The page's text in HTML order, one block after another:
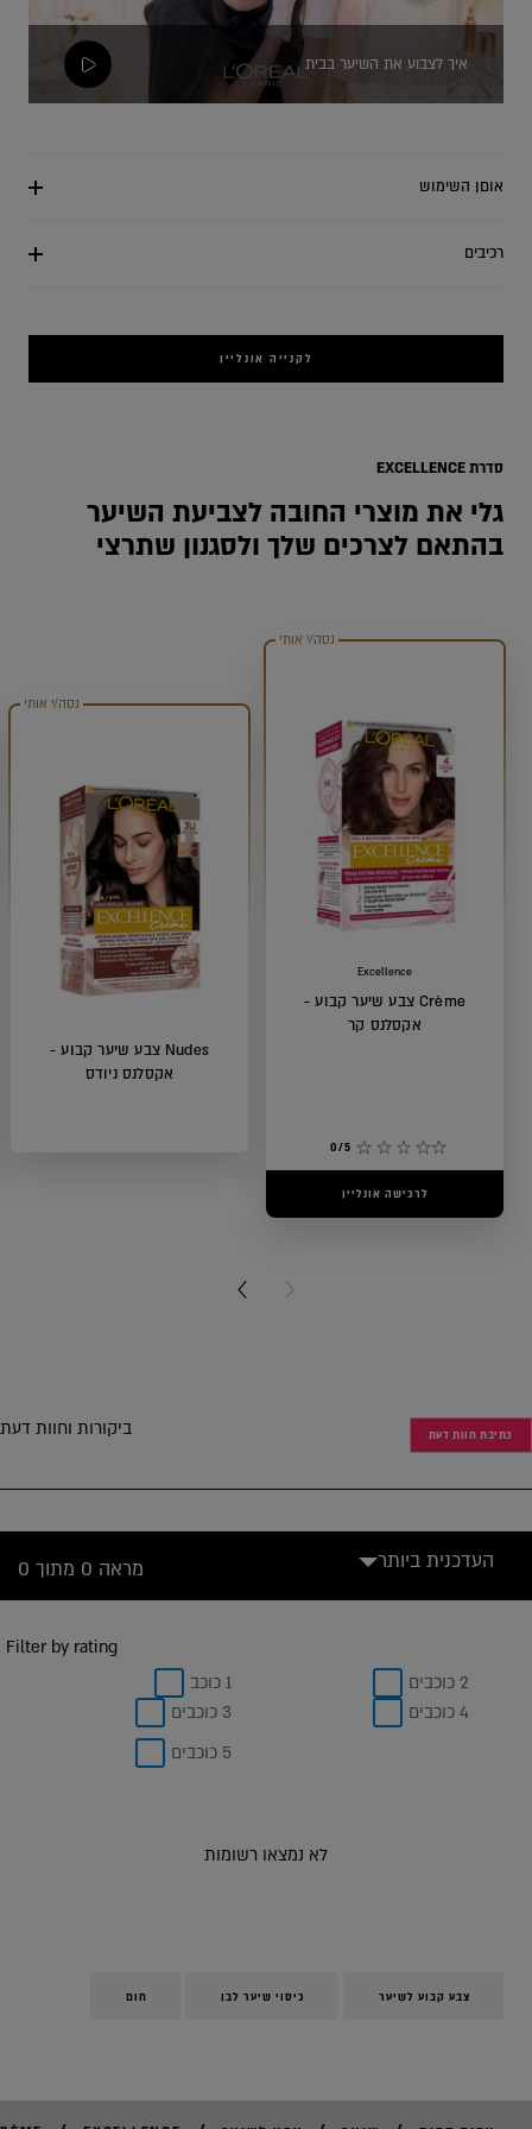
איך לצבוע את השיער בבית
אוםן השימוש
רכיבים
לקנייה אונליין
גלי את מוצרי החובה לצביעת השיער
בהתאם לצרכים שלך ולסגנון שתרצי
סדרת EXCELLENCE
נסה/י אותי
Excellence
Crème צבע שיער קבוע -
אקסלנס קר
0/5
לרכישה אונליין
נסה/י אותי
Nudes צבע שיער קבוע -
אקסלנס ניודס
PREVIOUS CARD
NEXT CARD
ביקורות וחוות דעת כתיבת חוות דעת
מראה 0 מתוך 0 העדכנית ביותר
Filter by rating
1 כוכב
2 כוכבים
3 כוכבים
4 כוכבים
5 כוכבים
לא נמצאו רשומות
צבע קבוע לשיער כיסוי שיער לבן חום